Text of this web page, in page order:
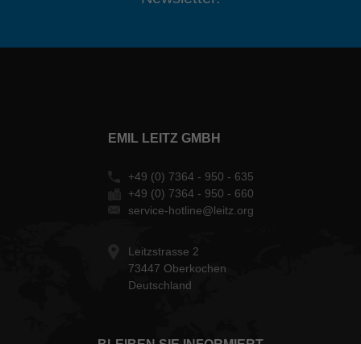
EMIL LEITZ GMBH
+49 (0) 7364 - 950 - 635
+49 (0) 7364 - 950 - 660
service-hotline@leitz.org
Leitzstrasse 2
73447 Oberkochen
Deutschland